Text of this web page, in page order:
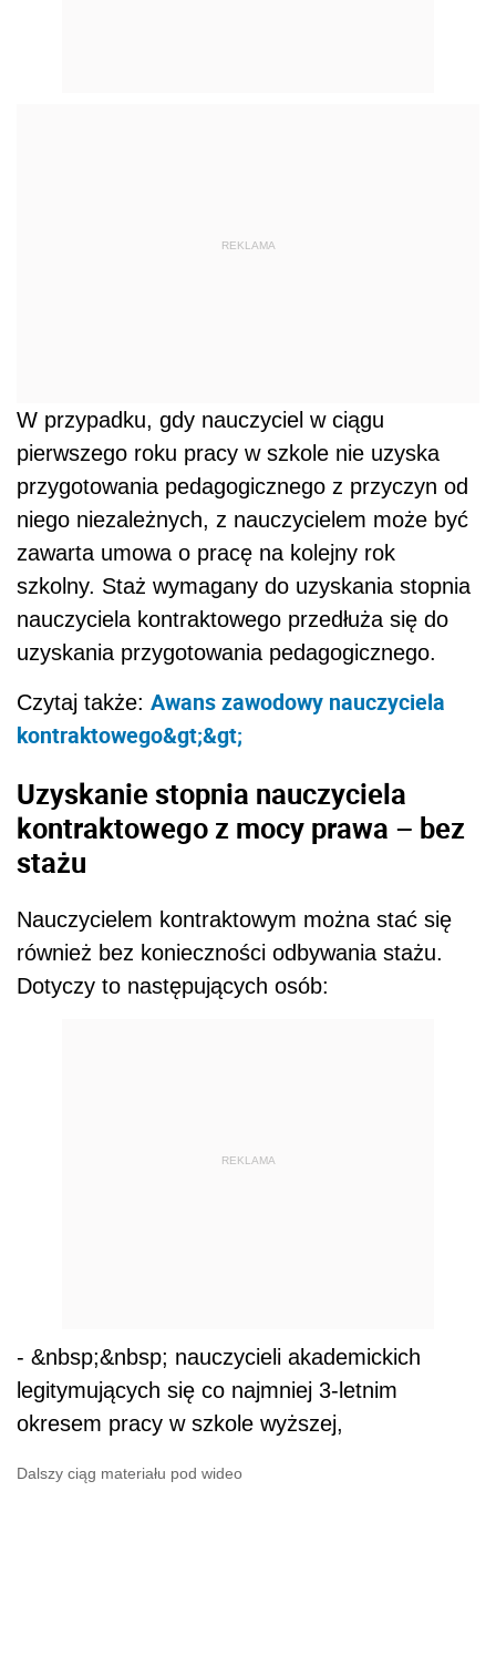
REKLAMA
W przypadku, gdy nauczyciel w ciągu
pierwszego roku pracy w szkole nie uzyska
przygotowania pedagogicznego z przyczyn od
niego niezależnych, z nauczycielem może być
zawarta umowa o pracę na kolejny rok
szkolny. Staż wymagany do uzyskania stopnia
nauczyciela kontraktowego przedłuża się do
uzyskania przygotowania pedagogicznego.
Czytaj także: Awans zawodowy nauczyciela
kontraktowego&gt;&gt;
Uzyskanie stopnia nauczyciela
kontraktowego z mocy prawa – bez
stażu
Nauczycielem kontraktowym można stać się
również bez konieczności odbywania stażu.
Dotyczy to następujących osób:
REKLAMA
- &nbsp;&nbsp; nauczycieli akademickich
legitymujących się co najmniej 3-letnim
okresem pracy w szkole wyższej,
Dalszy ciąg materiału pod wideo